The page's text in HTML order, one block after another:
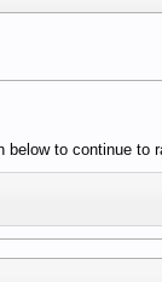
to continue to